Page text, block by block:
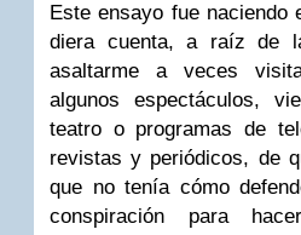
Este ensayo fue
diera cuenta, a raíz de
asaltarme a veces
algunos espectáculos,
teatro o programas de
revistas y periódicos, de
que no tenía cómo
conspiración para